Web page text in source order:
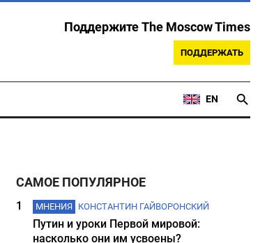
Поддержите The Moscow Times
ПОДДЕРЖАТЬ
EN
САМОЕ ПОПУЛЯРНОЕ
1 МНЕНИЯ КОНСТАНТИН ГАЙВОРОНСКИЙ
Путин и уроки Первой мировой:
насколько они им усвоены?